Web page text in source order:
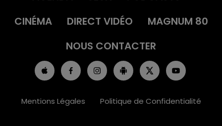
CINÉMA
DIRECT VIDÉO
MAGNUM 80
NOUS CONTACTER
Mentions Légales Politique de Confidentialité